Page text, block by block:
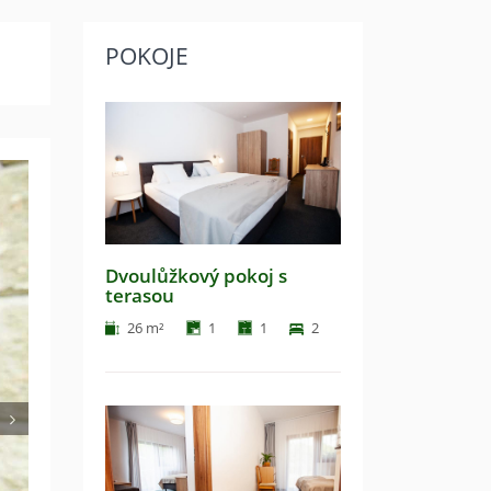
Next
POKOJE
Dvoulůžkový pokoj s
terasou
26 m² 1 1 2